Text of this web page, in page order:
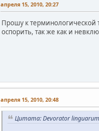
апреля 15, 2010, 20:27
Прошу к терминологической
оспорить, так же как и
апреля 15, 2010, 20:48
Цитата: Devorator